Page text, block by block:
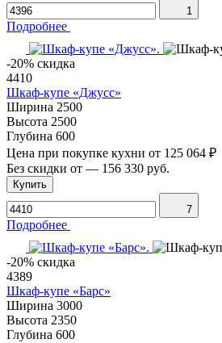
1
Подробнее
-20% скидка
4410
Шкаф-купе «Джусс»
Ширина 2500
Высота 2500
Глубина 600
Цена при покупке кухни от 125 064 ₽
Без скидки от — 156 330 руб.
Купить
7
Подробнее
-20% скидка
4389
Шкаф-купе «Барс»
Ширина 3000
Высота 2350
Глубина 600